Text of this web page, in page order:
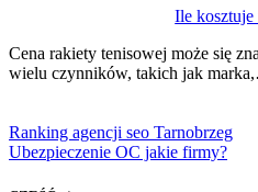
Ile kosztuje
Cena rakiety tenisowej może się
wielu czynników, takich jak
Ranking agencji seo Tarnobrzeg
Ubezpieczenie OC jakie firmy?